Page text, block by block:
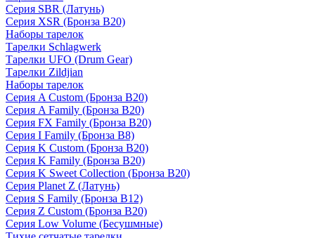
Серия SBR (Латунь)
Серия XSR (Бронза B20)
Наборы тарелок
Тарелки Schlagwerk
Тарелки UFO (Drum Gear)
Тарелки Zildjian
Наборы тарелок
Серия A Custom (Бронза B20)
Серия A Family (Бронза B20)
Серия FX Family (Бронза B20)
Серия I Family (Бронза B8)
Серия K Custom (Бронза B20)
Серия K Family (Бронза B20)
Серия K Sweet Collection (Бронза B20)
Серия Planet Z (Латунь)
Серия S Family (Бронза B12)
Серия Z Custom (Бронза B20)
Серия Low Volume (Бесушмные)